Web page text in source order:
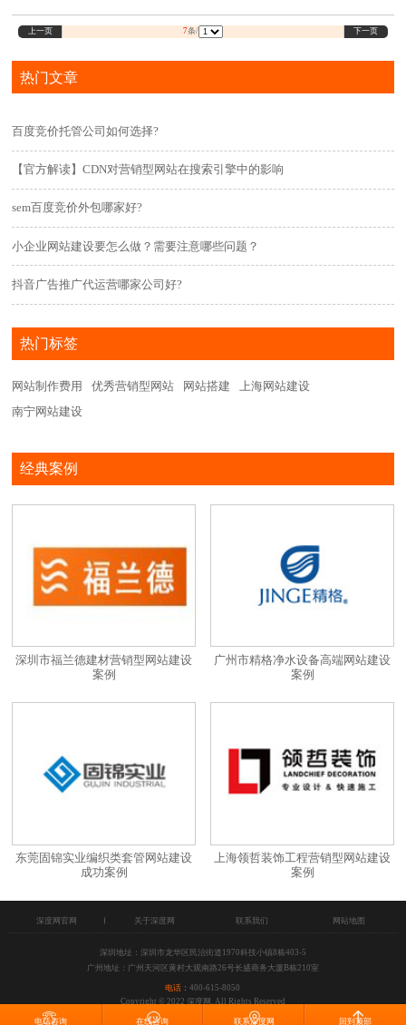
会越高，那网站的排名也就自然而然的提升上来
了，那有很多的朋友说提升百度权重 无非就是原
上一页 7条/ 下一页
热门文章
百度竞价托管公司如何选择?
【官方解读】CDN对营销型网站在搜索引擎中的影响
sem百度竞价外包哪家好?
小企业网站建设要怎么做？需要注意哪些问题？
抖音广告推广代运营哪家公司好?
热门标签
网站制作费用 优秀营销型网站 网站搭建
上海网站建设
南宁网站建设
经典案例
深圳市福兰德建材营销型网站建设
案例
广州市精格净水设备高端网站建设
案例
东莞固锦实业编织类套管网站建设
成功案例
上海领哲装饰工程营销型网站建设
案例
深度网官网 关于深度网 联系我们 网站地图
深圳地址：深圳市龙华区民治街道1970科技小镇8栋403-5
广州地址：广州天河区黄村大观南路26号长盛商务大厦B栋210室
电话：400-615-8050
Copyright © 2022 深度网, All Rights Reserved
电话咨询 在线咨询 联系深度网 回到顶部